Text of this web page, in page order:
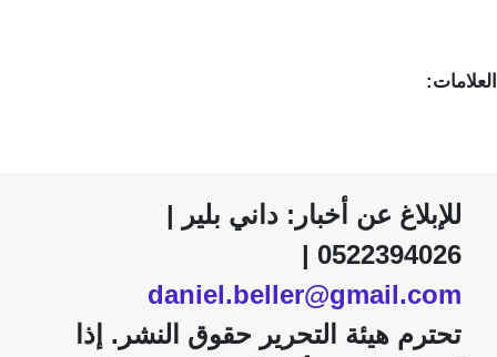
العلامات:
للإبلاغ عن أخبار: داني بلير |
0522394026 |
daniel.beller@gmail.com
تحترم هيئة التحرير حقوق النشر. إذا